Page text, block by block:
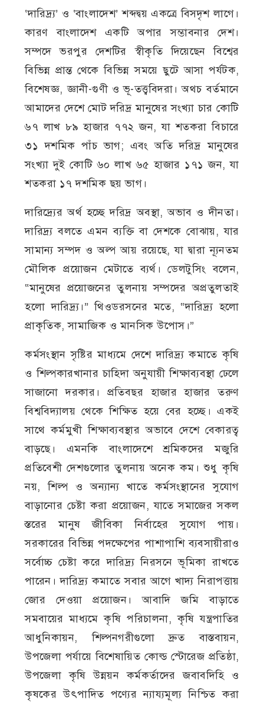
‘দারিদ্র্য’ ও ‘বাংলাদেশ’ শব্দদ্বয় একত্রে বিসদৃশ লাগে।
কারণ বাংলাদেশ একটি অপার সম্ভাবনার দেশ।
সম্পদে ভরপুর দেশটির স্বীকৃতি দিয়েছেন বিশ্বের
বিভিন্ন প্রান্ত থেকে বিভিন্ন সময়ে ছুটে আসা পর্যটক,
বিশেষজ্ঞ, জ্ঞানী-গুণী ও ভূ-তত্ত্ববিদরা। অথচ বর্তমানে
আমাদের দেশে মোট দরিদ্র মানুষের সংখ্যা চার কোটি
৬৭ লাখ ৮৯ হাজার ৭৭২ জন, যা শতকরা বিচারে
৩১ দশমিক পাঁচ ভাগ; এবং অতি দরিদ্র মানুষের
সংখ্যা দুই কোটি ৬০ লাখ ৬৫ হাজার ১৭১ জন, যা
শতকরা ১৭ দশমিক ছয় ভাগ।
দারিদ্র্যের অর্থ হচ্ছে দরিদ্র অবস্থা, অভাব ও দীনতা।
দারিদ্র্য বলতে এমন ব্যক্তি বা দেশকে বোঝায়, যার
সামান্য সম্পদ ও অল্প আয় রয়েছে, যা দ্বারা ন্যূনতম
মৌলিক প্রয়োজন মেটাতে ব্যর্থ। ডেলটুসিং বলেন,
“মানুষের প্রয়োজনের তুলনায় সম্পদের অপ্রতুলতাই
হলো দারিদ্র্য।” থিওডরসনের মতে, “দারিদ্র্য হলো
প্রাকৃতিক, সামাজিক ও মানসিক উপোস।”
কর্মসংস্থান সৃষ্টির মাধ্যমে দেশে দারিদ্র্য কমাতে কৃষি
ও শিল্পকারখানার চাহিদা অনুযায়ী শিক্ষাব্যবস্থা ঢেলে
সাজানো দরকার। প্রতিবছর হাজার হাজার তরুণ
বিশ্ববিদ্যালয় থেকে শিক্ষিত হয়ে বের হচ্ছে। একই
সাথে কর্মমুখী শিক্ষাব্যবস্থার অভাবে দেশে বেকারত্ব
বাড়ছে। এমনকি বাংলাদেশে শ্রমিকদের মজুরি
প্রতিবেশী দেশগুলোর তুলনায় অনেক কম। শুধু কৃষি
নয়, শিল্প ও অন্যান্য খাতে কর্মসংস্থানের সুযোগ
বাড়ানোর চেষ্টা করা প্রয়োজন, যাতে সমাজের সকল
স্তরের মানুষ জীবিকা নির্বাহের সুযোগ পায়।
সরকারের বিভিন্ন পদক্ষেপের পাশাপাশি ব্যবসায়ীরাও
সর্বোচ্চ চেষ্টা করে দারিদ্র্য নিরসনে ভূমিকা রাখতে
পারেন। দারিদ্র্য কমাতে সবার আগে খাদ্য নিরাপত্তায়
জোর দেওয়া প্রয়োজন। আবাদি জমি বাড়াতে
সমবায়ের মাধ্যমে কৃষি পরিচালনা, কৃষি যন্ত্রপাতির
আধুনিকায়ন, শিল্পনগরীগুলো দ্রুত বাস্তবায়ন,
উপজেলা পর্যায়ে বিশেষায়িত কোল্ড স্টোরেজ প্রতিষ্ঠা,
উপজেলা কৃষি উন্নয়ন কর্মকর্তাদের জবাবদিহি ও
কৃষকের উৎপাদিত পণ্যের ন্যায্যমূল্য নিশ্চিত করা